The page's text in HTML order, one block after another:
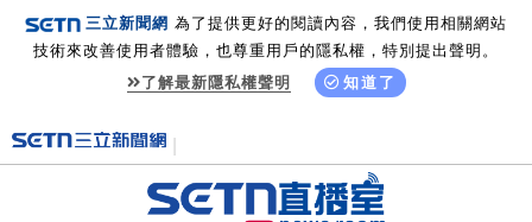
三立新聞網 為了提供更好的閱讀內容，我們使用相關網站
技術來改善使用者體驗，也尊重用戶的隱私權，特別提出聲明。
了解最新隱私權聲明
知道了